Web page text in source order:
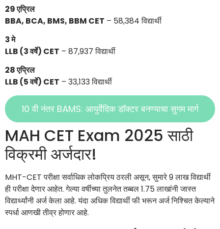
29 एप्रिल
BBA, BCA, BMS, BBM CET – 58,384 विद्यार्थी
3 मे
LLB (3 वर्षे) CET – 87,937 विद्यार्थी
28 एप्रिल
LLB (5 वर्षे) CET – 33,133 विद्यार्थी
10 वी नंतर BAMS: आयुर्वेदिक डॉक्टर बनण्याचा सुगम मार्ग
MAH CET Exam 2025 साठी
विक्रमी अर्जदार!
MHT-CET परीक्षा सर्वाधिक लोकप्रिय ठरली असून, सुमारे 9 लाख विद्यार्थी
ही परीक्षा देणार आहेत. गेल्या वर्षीच्या तुलनेत तब्बल 1.75 लाखांनी जास्त
विद्यार्थ्यांनी अर्ज केला आहे. यंदा अधिक विद्यार्थी फी भरून अर्ज निश्चित केल्याने
स्पर्धा आणखी तीव्र होणार आहे.